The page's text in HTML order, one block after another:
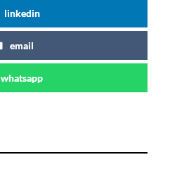
linkedin
email
whatsapp